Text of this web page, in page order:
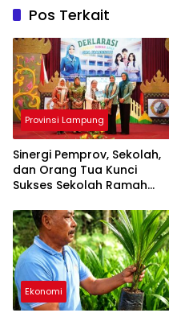
Pos Terkait
Provinsi Lampung
Sinergi Pemprov, Sekolah,
dan Orang Tua Kunci
Sukses Sekolah Ramah
Ekonomi